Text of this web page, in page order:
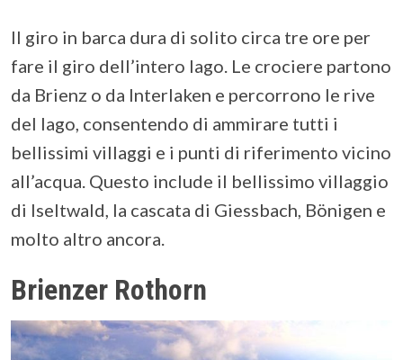
Il giro in barca dura di solito circa tre ore per
fare il giro dell’intero lago. Le crociere partono
da Brienz o da Interlaken e percorrono le rive
del lago, consentendo di ammirare tutti i
bellissimi villaggi e i punti di riferimento vicino
all’acqua. Questo include il bellissimo villaggio
di Iseltwald, la cascata di Giessbach, Bönigen e
molto altro ancora.
Brienzer Rothorn